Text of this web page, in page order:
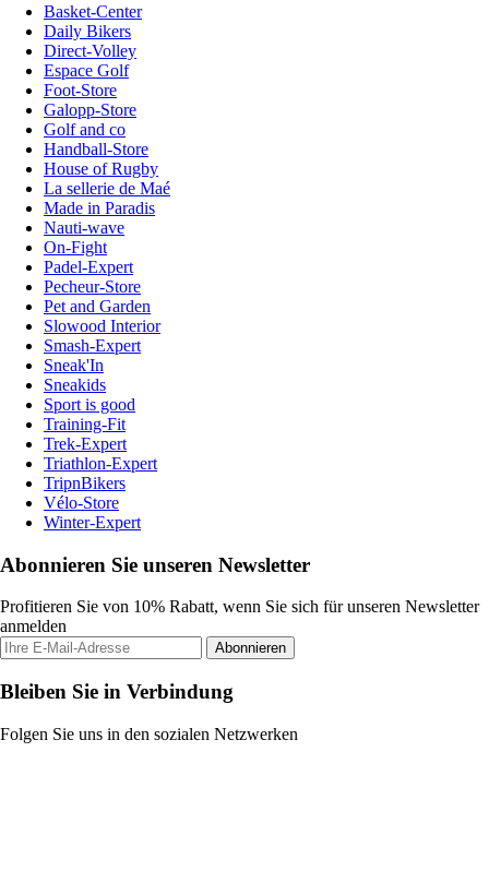
Basket-Center
Daily Bikers
Direct-Volley
Espace Golf
Foot-Store
Galopp-Store
Golf and co
Handball-Store
House of Rugby
La sellerie de Maé
Made in Paradis
Nauti-wave
On-Fight
Padel-Expert
Pecheur-Store
Pet and Garden
Slowood Interior
Smash-Expert
Sneak'In
Sneakids
Sport is good
Training-Fit
Trek-Expert
Triathlon-Expert
TripnBikers
Vélo-Store
Winter-Expert
Abonnieren Sie unseren Newsletter
Profitieren Sie von 10% Rabatt, wenn Sie sich für unseren Newsletter
anmelden
Abonnieren
Bleiben Sie in Verbindung
Folgen Sie uns in den sozialen Netzwerken